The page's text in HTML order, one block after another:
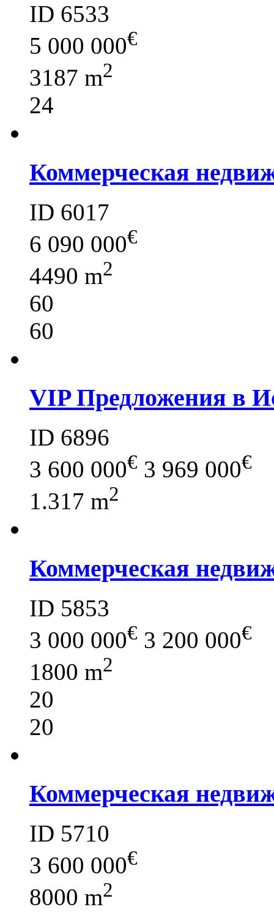
ID 6533
5 000 000€
3187 m2
24
Коммерческая
ID 6017
6 090 000€
4490 m2
60
60
VIP Предложения в
ID 6896
3 600 000€ 3 969 000€
1.317 m2
Коммерческая
ID 5853
3 000 000€ 3 200 000€
1800 m2
20
20
Коммерческая
ID 5710
3 600 000€
8000 m2